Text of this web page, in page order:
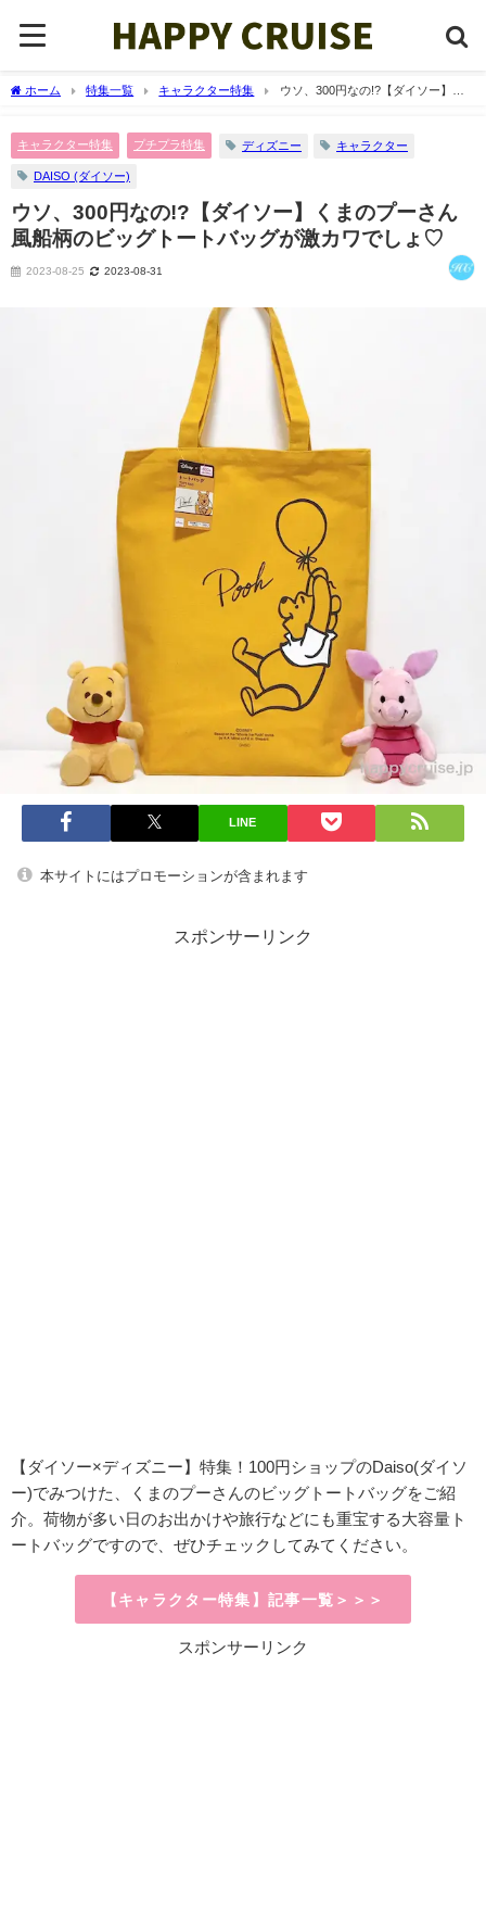
ホーム 特集一覧 キャラクター特集
ウソ、300円なの!?【ダイソー】く
キャラクター特集 プチプラ特集 ディズニー キャラクター
DAISO (ダイソー)
ウソ、300円なの!?【ダイソー】くまのプーさん
風船柄のビッグトートバッグが激カワでしょ♡
2023-08-25 2023-08-31
LINE
本サイトにはプロモーションが含まれます
スポンサーリンク
【ダイソー×ディズニー】特集！ 100円ショップのDaiso(ダイソ
ー)でみつけた、くまのプーさんのビッグトートバッグをご紹
介。荷物が多い日のお出かけや旅行などにも重宝する大容量ト
ートバッグですので、ぜひチェックしてみてください。
【キャラクター特集】記事一覧＞＞＞
スポンサーリンク